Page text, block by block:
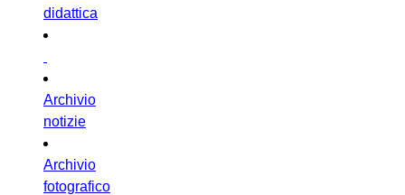
didattica
Archivio
notizie
Archivio
fotografico